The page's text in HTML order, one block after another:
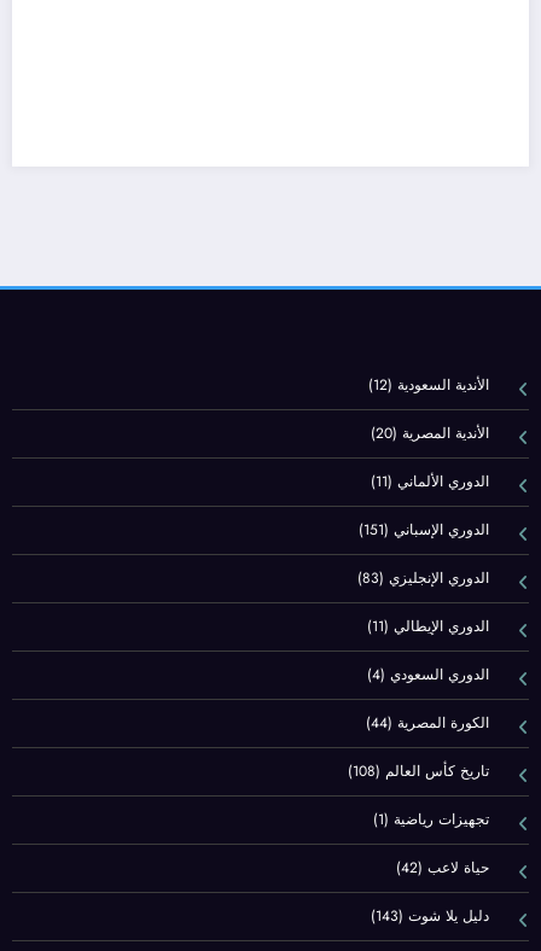
الأندية السعودية(12)
الأندية المصرية(20)
الدوري الألماني(11)
الدوري الإسباني(151)
الدوري الإنجليزي(83)
الدوري الإيطالي(11)
الدوري السعودي(4)
الكورة المصرية(44)
تاريخ كأس العالم (108)
تجهيزات رياضية(1)
حياة لاعب(42)
دليل يلا شوت(143)